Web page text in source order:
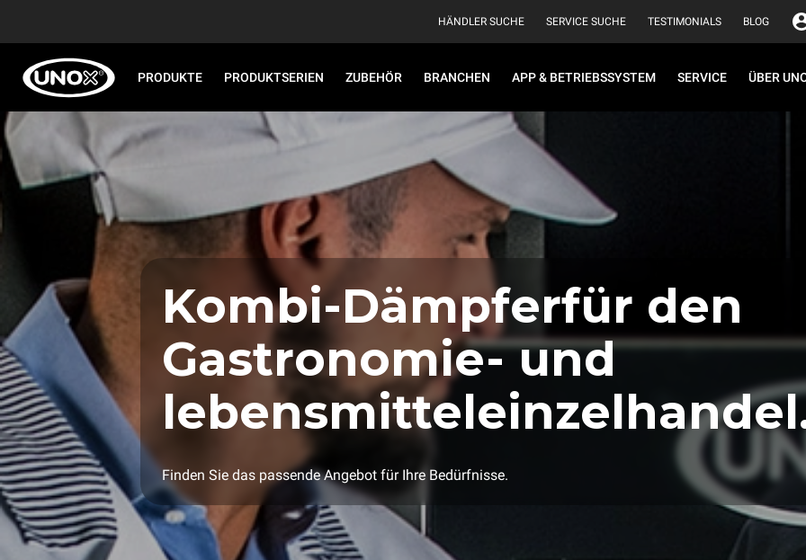
HÄNDLER SUCHE SERVICE SUCHE TESTIMONIALS BLOG
PRODUKTE PRODUKTSERIEN ZUBEHÖR BRANCHEN APP & BETRIEBSSYSTEM SERVICE ÜBER
Kombi-Dämpferfür den
Gastronomie- und
Finden Sie das passende Angebot für Ihre Bedürfnisse.